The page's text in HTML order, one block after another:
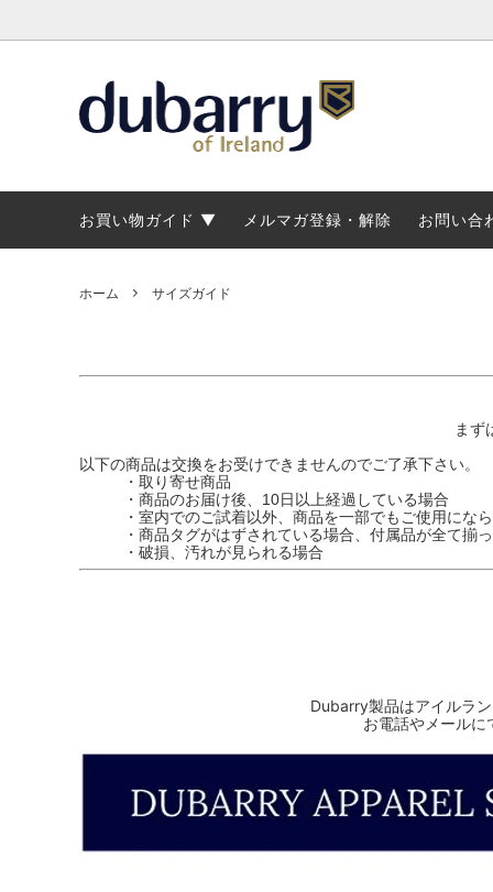
カントリーブーツ・ショートブーツ マリン
カントリーブーツ・ショートブーツ マリン
レディースデッキシューズ マリン
ブーツラインナップ ブーツ
お買い物ガイド メルマガ登録・解除 お問い合
ホーム サイズガイド
まず
以下の商品は交換をお受けできませんのでご了承下さい。
・取り寄せ商品
・商品のお届け後、10日以上経過している場合
・室内でのご試着以外、商品を一部でもご使用にな
・商品タグがはずされている場合、付属品が全て揃
・破損、汚れが見られる場合
Dubarry製品はアイルラ
お電話やメール